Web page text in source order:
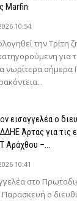
Marfin
10:54
την Τρίτη
για
νωρίτερα σήμερα
εισαγγελέα ο
Άρτας για τις
Αράχθου –...
10:41
στο
Παρασκευή ο